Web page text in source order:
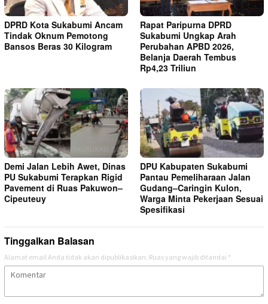
DPRD Kota Sukabumi Ancam
Tindak Oknum Pemotong
Bansos Beras 30 Kilogram
Rapat Paripurna DPRD
Sukabumi Ungkap Arah
Perubahan APBD 2026,
Belanja Daerah Tembus
Rp4,23 Triliun
Demi Jalan Lebih Awet, Dinas
PU Sukabumi Terapkan Rigid
Pavement di Ruas Pakuwon–
Cipeuteuy
DPU Kabupaten Sukabumi
Pantau Pemeliharaan Jalan
Gudang–Caringin Kulon,
Warga Minta Pekerjaan Sesuai
Spesifikasi
Tinggalkan Balasan
Alamat email Anda tidak akan dipublikasikan. Ruas yang wajib ditandai *